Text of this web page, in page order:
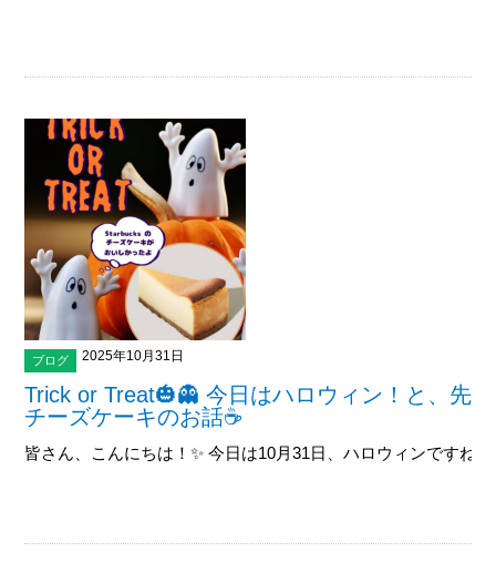
ブログ 2025年10月31日
Trick or Treat🎃👻 今日はハロウィン！と、先
チーズケーキのお話☕️
皆さん、こんにちは！✨ 今日は10月31日、ハロウィンですね